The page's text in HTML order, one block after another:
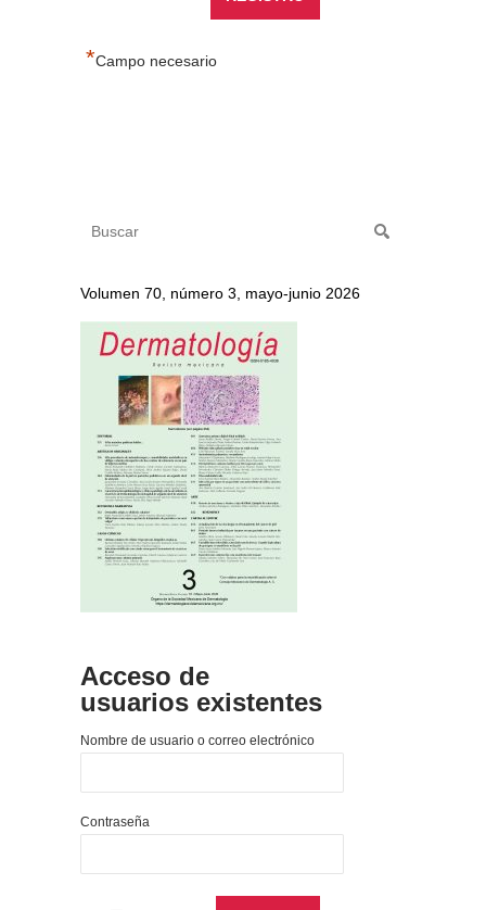
*Campo necesario
Volumen 70, número 3, mayo-junio 2026
Acceso de
usuarios existentes
Nombre de usuario o correo electrónico
Contraseña